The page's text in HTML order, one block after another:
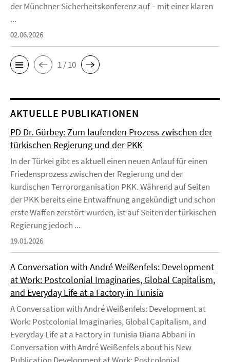
der Münchner Sicherheitskonferenz auf – mit einer klaren
...
02.06.2026
1 / 10
AKTUELLE PUBLIKATIONEN
PD Dr. Gürbey: Zum laufenden Prozess zwischen der
türkischen Regierung und der PKK
In der Türkei gibt es aktuell einen neuen Anlauf für einen
Friedensprozess zwischen der Regierung und der
kurdischen Terrororganisation PKK. Während auf Seiten
der PKK bereits eine Entwaffnung angekündigt und schon
erste Waffen zerstört wurden, ist auf Seiten der türkischen
Regierung jedoch ...
19.01.2026
A Conversation with André Weißenfels: Development
at Work: Postcolonial Imaginaries, Global Capitalism,
and Everyday Life at a Factory in Tunisia
A Conversation with André Weißenfels: Development at
Work: Postcolonial Imaginaries, Global Capitalism, and
Everyday Life at a Factory in Tunisia Diana Abbani in
Conversation with André Weißenfels about his New